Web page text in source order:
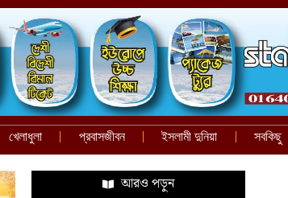
খেলাধুলা প্রবাসজীবন ইসলামী দুনিয়া সবকিছু
আরও পড়ুন